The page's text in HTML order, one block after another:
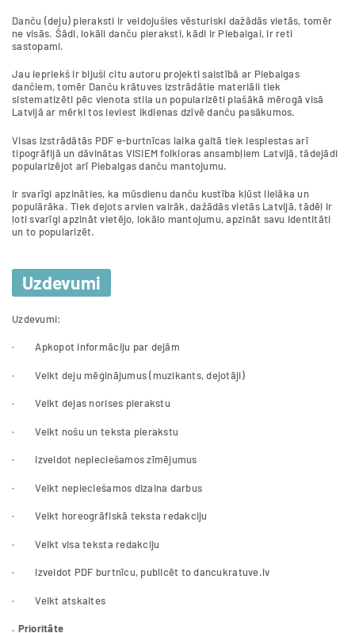
Danču (deju) pieraksti ir veidojušies vēsturiski dažādās vietās, tomēr
ne visās. Šādi, lokāli danču pieraksti, kādi ir Piebalgai, ir reti
sastopami.
Jau iepriekš ir bijuši citu autoru projekti saistībā ar Piebalgas
dančiem, tomēr Danču krātuves izstrādātie materiāli tiek
sistematizēti pēc vienota stila un popularizēti plašākā mērogā visā
Latvijā ar mērķi tos ieviest ikdienas dzīvē danču pasākumos.
Visas izstrādātās PDF e-burtnīcas laika gaitā tiek iespiestas arī
tipogrāfijā un dāvinātas VISIEM folkloras ansambļiem Latvijā, tādejādi
popularizējot arī Piebalgas danču mantojumu.
Ir svarīgi apzināties, ka mūsdienu danču kustība kļūst lielāka un
populārāka. Tiek dejots arvien vairāk, dažādās vietās Latvijā, tādēļ ir
ļoti svarīgi apzināt vietējo, lokālo mantojumu, apzināt savu identitāti
un to popularizēt.
Uzdevumi
Uzdevumi:
· Apkopot informāciju par dejām
· Veikt deju mēģinājumus (muzikants, dejotāji)
· Veikt dejas norises pierakstu
· Veikt nošu un teksta pierakstu
· Izveidot nepieciešamos zīmējumus
· Veikt nepieciešamos dizaina darbus
· Veikt horeogrāfiskā teksta redakciju
· Veikt visa teksta redakciju
· Izveidot PDF burtnīcu, publicēt to dancukratuve.lv
· Veikt atskaites
. Prioritāte